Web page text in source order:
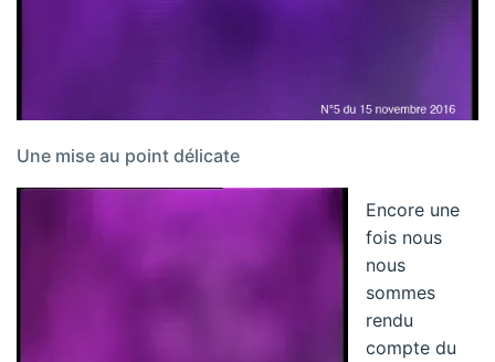
Une mise au point délicate
Encore une
fois nous
nous
sommes
rendu
compte du